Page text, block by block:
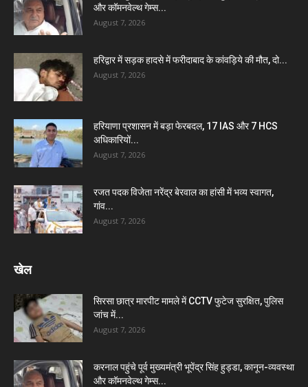
और कॉमनवेल्थ गेम्स...
August 7, 2026
हरिद्वार में सड़क हादसे में फरीदाबाद के कांवड़िये की मौत, दो...
August 7, 2026
हरियाणा प्रशासन में बड़ा फेरबदल, 17 IAS और 7 HCS
अधिकारियों...
August 7, 2026
रजत पदक विजेता नरेंद्र बेरवाल का हांसी में भव्य स्वागत,
गांव...
August 7, 2026
खेल
सिरसा छात्र मारपीट मामले में CCTV फुटेज सुरक्षित, पुलिस
जांच में...
August 7, 2026
करनाल पहुंचे पूर्व मुख्यमंत्री भूपेंद्र सिंह हुड्डा, कानून-व्यवस्था
और कॉमनवेल्थ गेम्स...